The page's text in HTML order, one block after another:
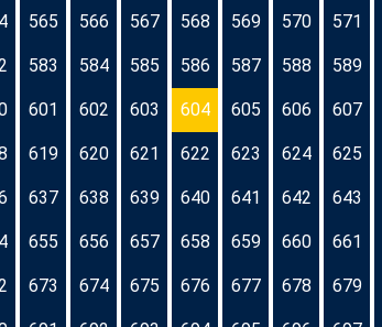
565 566 567 568 569 570 571
583 584 585 586 587 588 589
601 602 603 604 605 606 607
619 620 621 622 623 624 625
637 638 639 640 641 642 643
655 656 657 658 659 660 661
673 674 675 676 677 678 679